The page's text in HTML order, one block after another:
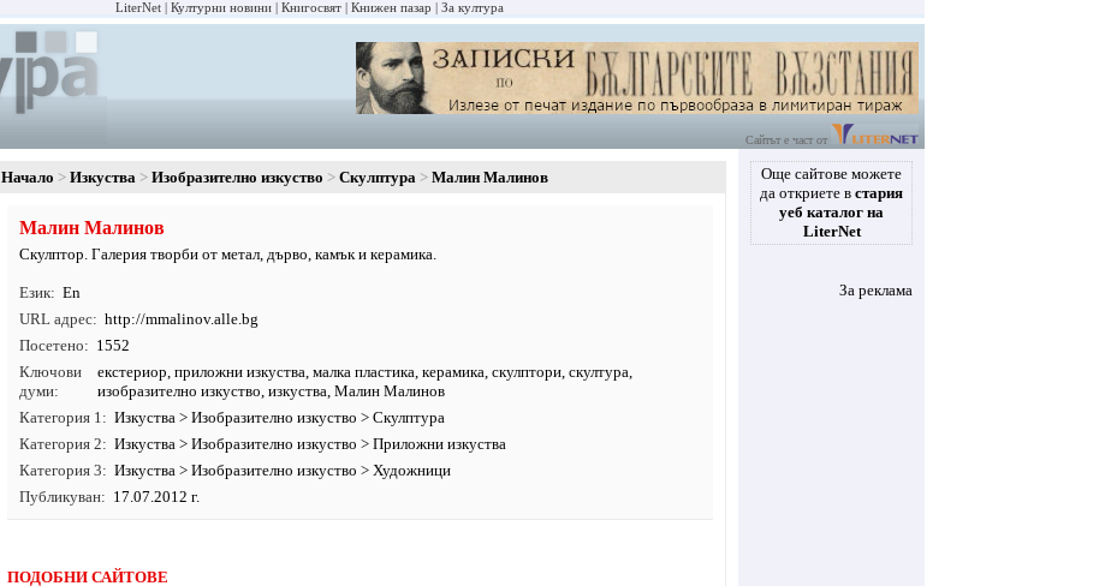
LiterNet Културни новини Книгосвят Книжен пазар За култура
Сайтът е част от
Начало Изкуства Изобразително изкуство Скулптура Малин Малинов
Малин Малинов
Скулптор. Галерия творби от метал, дърво, камък и керамика.
Език
En
URL адрес
http://mmalinov.alle.bg
Посетено
1552
Ключови
думи
екстериор,приложни изкуства,малка пластика,керамика,скулптори,скултура,
изобразително изкуство,изкуства, Малин Малинов
Категория 1
Изкуства > Изобразително изкуство > Скулптура
Категория 2
Изкуства > Изобразително изкуство > Приложни изкуства
Категория 3
Изкуства > Изобразително изкуство > Художници
Публикуван
17.07.2012 г.
ПОДОБНИ САЙТОВЕ
Още сайтове можете
да откриете в стария
уеб каталог на
LiterNet
За реклама